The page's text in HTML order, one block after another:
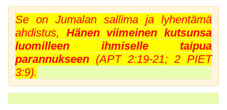
Se on Jumalan sallima ja lyhentämä
ahdistus, Hänen viimeinen kutsunsa
luomilleen ihmiselle taipua
parannukseen (APT 2:19-21; 2 PIET
3:9).